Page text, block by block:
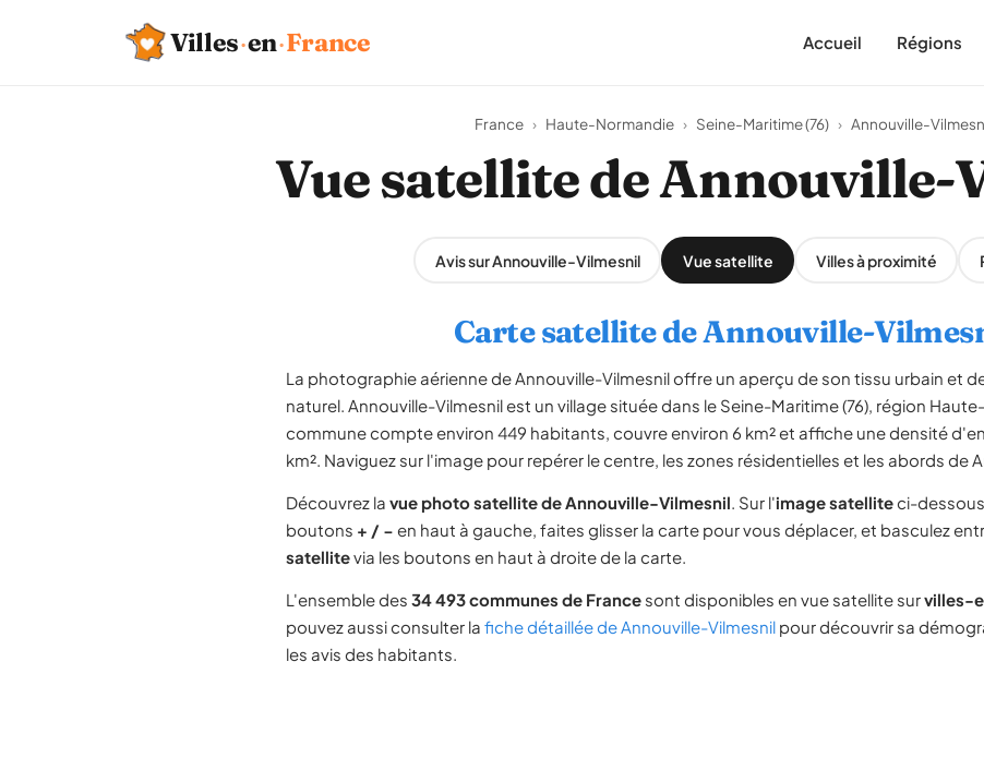
Villes·en·France Accueil Régions
France › Haute-Normandie › Seine-Maritime (76) › Annouville-
Vue satellite de Annouville-
Avis sur Annouville-Vilmesnil Vue satellite Villes à proximité
Carte satellite de Annouville-
La photographie aérienne de Annouville-Vilmesnil offre un aperçu de son tissu urbain et
naturel. Annouville-Vilmesnil est un village située dans le Seine-Maritime (76), région
commune compte environ 449 habitants, couvre environ 6 km² et affiche une densité
km². Naviguez sur l'image pour repérer le centre, les zones résidentielles et les abords de
Découvrez la vue photo satellite de Annouville-Vilmesnil. Sur l'image satelliteci-
boutons + / − en haut à gauche, faites glisser la carte pour vous déplacer, et basculez
satellitevia les boutons en haut à droite de la carte.
L'ensemble des 34 493 communes de France sont disponibles en vue satellite survilles-
pouvez aussi consulter la fiche détaillée de Annouville-Vilmesnil pour découvrir sa
les avis des habitants.